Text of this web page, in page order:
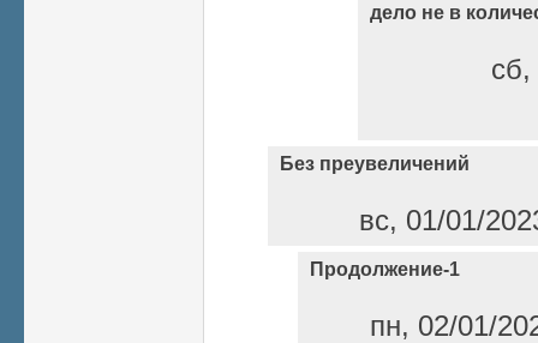
дело не в
Без преувеличений
вс, 01/01/
Продолжение-1
пн, 02/01/